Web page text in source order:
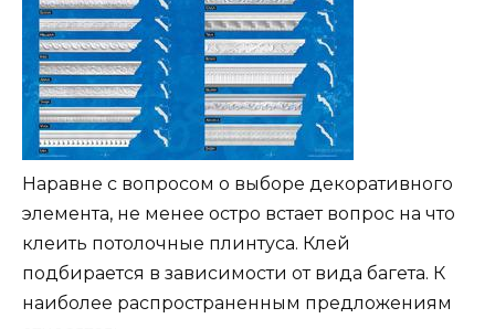
Наравне с вопросом о выборе декоративного
элемента, не менее остро встает вопрос на что
клеить потолочные плинтуса. Клей
подбирается в зависимости от вида багета. К
наиболее распространенным предложениям